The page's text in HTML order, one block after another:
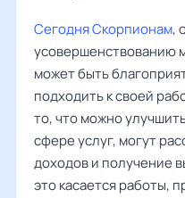
Сегодня Скорпионам,
усовершенствованию
может быть
подходить к своей
то, что можно
сфере услуг, могут
доходов и получение
это касается работы,